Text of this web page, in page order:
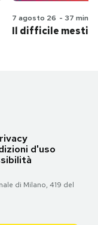
7 agosto 26 - 37 min
Il difficile
d'uso
di Milano, 419 del